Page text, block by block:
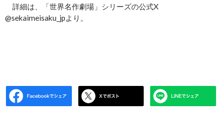
詳細は、「世界名作劇場」シリーズの公式X
@sekaimeisaku_jpより。